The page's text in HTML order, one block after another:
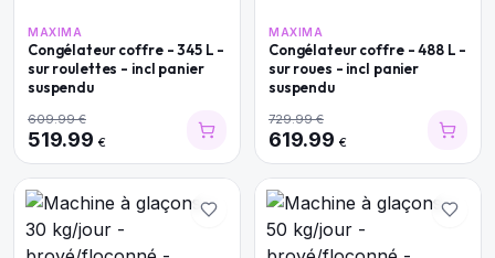
MAXIMA
Congélateur coffre - 345 L -
sur roulettes - incl panier
suspendu
609.99€
519.99 €
MAXIMA
Congélateur coffre - 488 L -
sur roues - incl panier
suspendu
729.99€
619.99 €